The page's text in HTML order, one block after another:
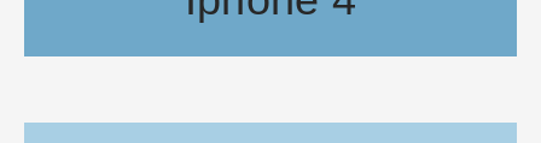
Har du lite tråkigt, men tillgång till en maskin som kan